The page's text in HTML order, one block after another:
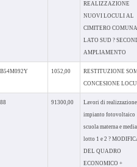
REALIZZAZIONE
NUOVI LOCULI AL
CIMITERO
LATO SUD ?
AMPLIAMENTO
1052,00
RESTITUZIONE
CONCESIONE
91300,00
Lavori di realizzazione
impianto fotovoltaico
scuola materna e media
lotto 1 e 2 ?
DEL QUADRO
ECONOMICO +